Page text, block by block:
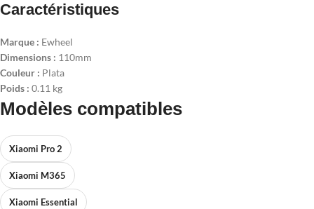
Caractéristiques
Marque : Ewheel
Dimensions : 110mm
Couleur : Plata
Poids : 0.11 kg
Modèles compatibles
Xiaomi Pro 2
Xiaomi M365
Xiaomi Essential